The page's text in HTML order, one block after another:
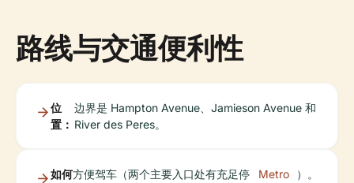
路线与交通便利性
位
置：
边界是 Hampton Avenue、Jamieson Avenue 和
River des Peres。
如何方便驾车（两个主要入口处有充足停
Metro
）。